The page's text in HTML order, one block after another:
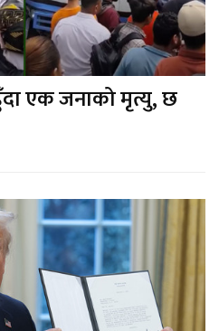
एक जनाको मृत्यु, छ